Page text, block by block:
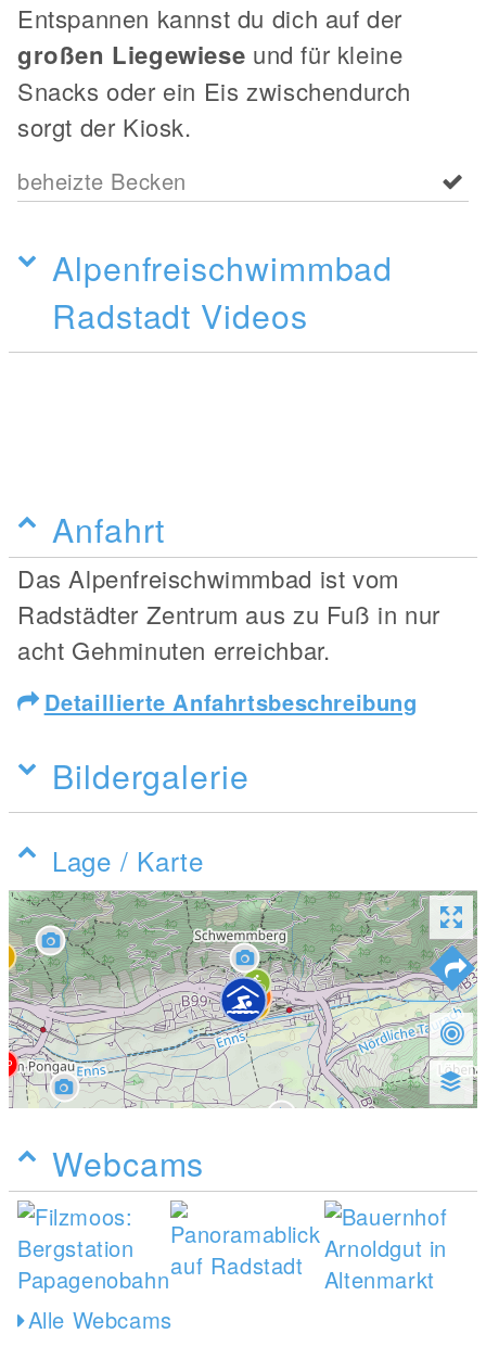
Entspannen kannst du dich auf der
großen Liegewiese und für kleine
Snacks oder ein Eis zwischendurch
sorgt der Kiosk.
beheizte Becken
Alpenfreischwimmbad
Radstadt Videos
Anfahrt
Das Alpenfreischwimmbad ist vom
Radstädter Zentrum aus zu Fuß in nur
acht Gehminuten erreichbar.
Detaillierte Anfahrtsbeschreibung
Bildergalerie
Lage / Karte
Webcams
Alle Webcams